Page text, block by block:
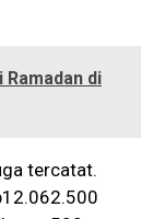
Ramadan di
tercatat.